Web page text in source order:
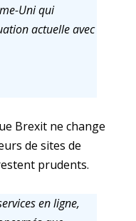
Uni qui
actuelle avec
Brexit ne change
de sites de
prudents.
en ligne,